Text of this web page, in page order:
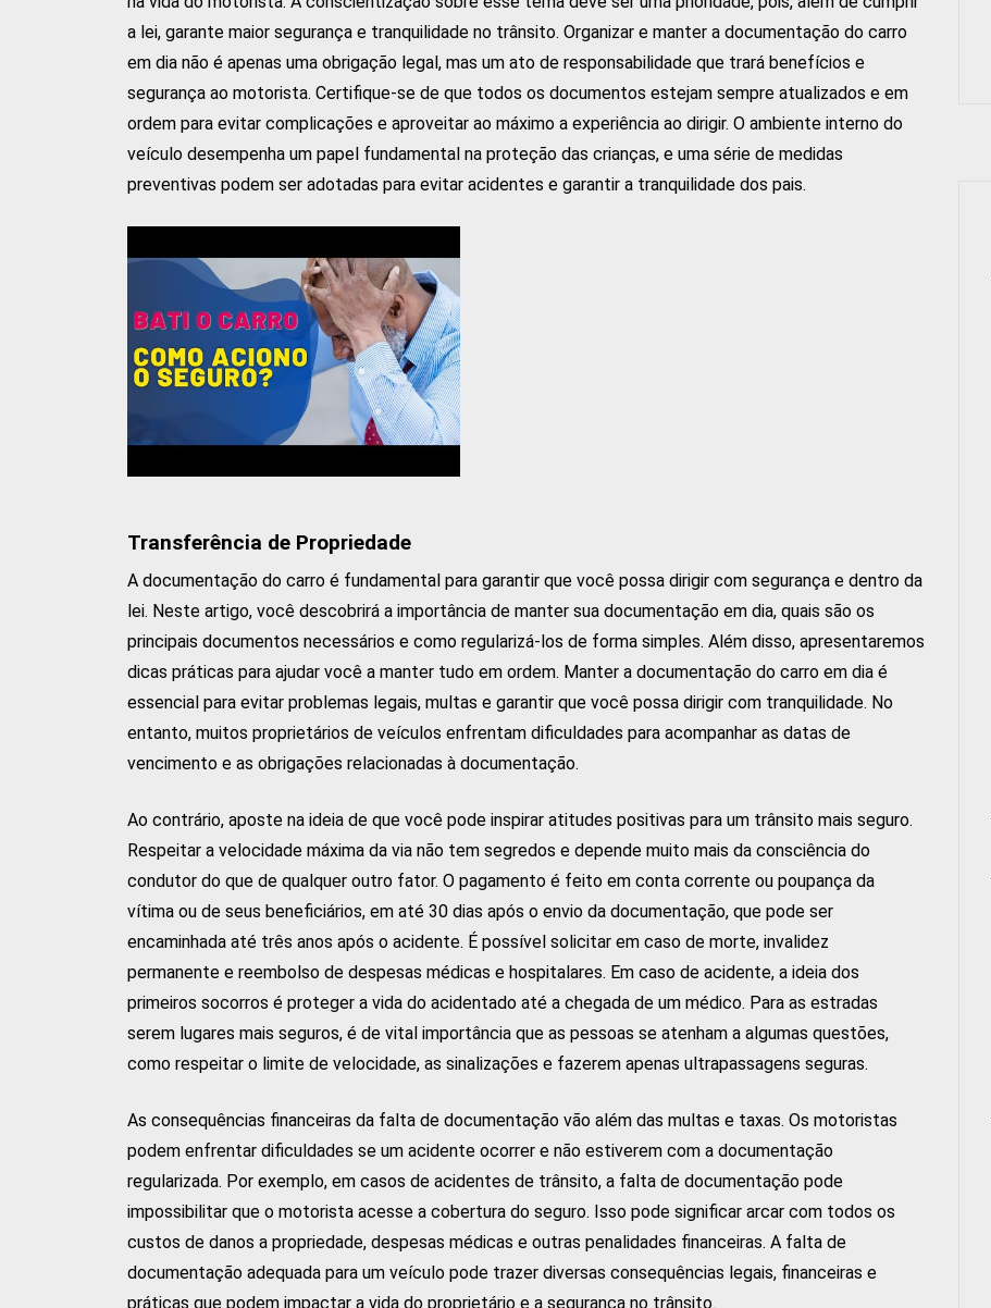
a lei, garante maior segurança e tranquilidade no trânsito. Organizar e manter a documentação do carro
em dia não é apenas uma obrigação legal, mas um ato de responsabilidade que trará benefícios e
segurança ao motorista. Certifique-se de que todos os documentos estejam sempre atualizados e em
ordem para evitar complicações e aproveitar ao máximo a experiência ao dirigir. O ambiente interno do
veículo desempenha um papel fundamental na proteção das crianças, e uma série de medidas
preventivas podem ser adotadas para evitar acidentes e garantir a tranquilidade dos pais.
Transferência de Propriedade
A documentação do carro é fundamental para garantir que você possa dirigir com segurança e dentro da
lei. Neste artigo, você descobrirá a importância de manter sua documentação em dia, quais são os
principais documentos necessários e como regularizá-los de forma simples. Além disso, apresentaremos
dicas práticas para ajudar você a manter tudo em ordem. Manter a documentação do carro em dia é
essencial para evitar problemas legais, multas e garantir que você possa dirigir com tranquilidade. No
entanto, muitos proprietários de veículos enfrentam dificuldades para acompanhar as datas de
vencimento e as obrigações relacionadas à documentação.
Ao contrário, aposte na ideia de que você pode inspirar atitudes positivas para um trânsito mais seguro.
Respeitar a velocidade máxima da via não tem segredos e depende muito mais da consciência do
condutor do que de qualquer outro fator. O pagamento é feito em conta corrente ou poupança da
vítima ou de seus beneficiários, em até 30 dias após o envio da documentação, que pode ser
encaminhada até três anos após o acidente. É possível solicitar em caso de morte, invalidez
permanente e reembolso de despesas médicas e hospitalares. Em caso de acidente, a ideia dos
primeiros socorros é proteger a vida do acidentado até a chegada de um médico. Para as estradas
serem lugares mais seguros, é de vital importância que as pessoas se atenham a algumas questões,
como respeitar o limite de velocidade, as sinalizações e fazerem apenas ultrapassagens seguras.
As consequências financeiras da falta de documentação vão além das multas e taxas. Os motoristas
podem enfrentar dificuldades se um acidente ocorrer e não estiverem com a documentação
regularizada. Por exemplo, em casos de acidentes de trânsito, a falta de documentação pode
impossibilitar que o motorista acesse a cobertura do seguro. Isso pode significar arcar com todos os
custos de danos a propriedade, despesas médicas e outras penalidades financeiras. A falta de
documentação adequada para um veículo pode trazer diversas consequências legais, financeiras e
práticas que podem impactar a vida do proprietário e a segurança no trânsito.